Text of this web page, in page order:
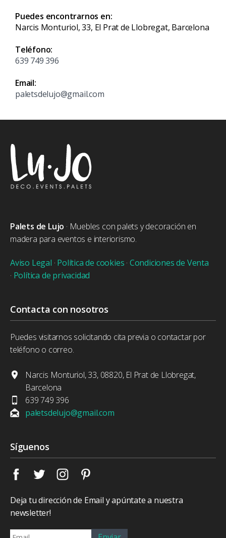
Puedes encontrarnos en:
Narcis Monturiol, 33, El Prat de Llobregat, Barcelona
Teléfono:
639 749 396
Email:
paletsdelujo@gmail.com
Palets de Lujo · Muebles con palets y decoración en
madera para eventos e interiorismo.
Aviso Legal · Política de cookies · Condiciones de Venta
· Política de privacidad
Contacta con nosotros
Puedes visitarnos solicitando cita previa o contactar por
teléfono o correo.
Narcis Monturiol, 33, 08820, El Prat de Llobregat,
Barcelona
639 749 396
paletsdelujo@gmail.com
Síguenos
Deja tu dirección de Email y apúntate a nuestra
newsletter!